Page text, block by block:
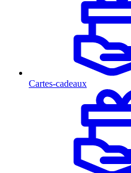
Cartes-cadeaux